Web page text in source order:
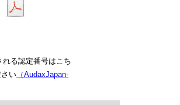
れる認定番号はこち
い （AudaxJapan-